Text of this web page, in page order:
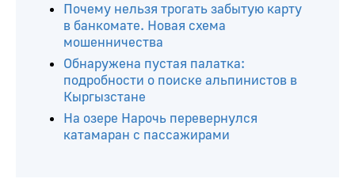
Почему нельзя трогать забытую карту
в банкомате. Новая схема
мошенничества
Обнаружена пустая палатка:
подробности о поиске альпинистов в
Кыргызстане
На озере Нарочь перевернулся
катамаран с пассажирами